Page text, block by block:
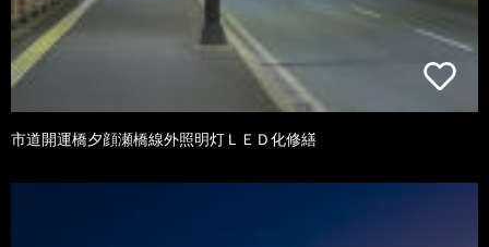
市道開運橋夕顔瀬橋線外照明灯ＬＥＤ化修繕